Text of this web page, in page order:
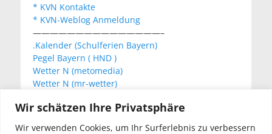
Wir schätzen Ihre Privatsphäre
Wir verwenden Cookies, um Ihr Surferlebnis zu verbessern
* KVN Kontakte
* KVN-Weblog Anmeldung
———————————————–
.Kalender (Schulferien Bayern)
Pegel Bayern ( HND )
Wetter N (metomedia)
Wetter N (mr-wetter)